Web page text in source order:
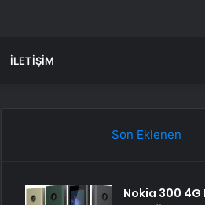
İLETIŞIM
Son Eklenen
Nokia 300 4G